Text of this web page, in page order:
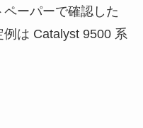
ーパーで確認した
は Catalyst 9500 系